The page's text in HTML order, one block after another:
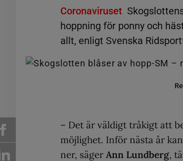
Coronaviruset
hoppning för ponny och
allt, enligt Svenska
– Det är väldigt tråkigt att
möjlighet. Inför nästa år
ner, säger Ann Lundberg,